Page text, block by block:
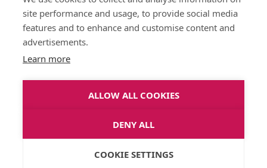
Rekisteri- ja tietosuojaseloste.
site performance and usage, to provide social media
features and to enhance and customise content and
advertisements.
Learn more
ALLOW ALL COOKIES
DENY ALL
COOKIE SETTINGS